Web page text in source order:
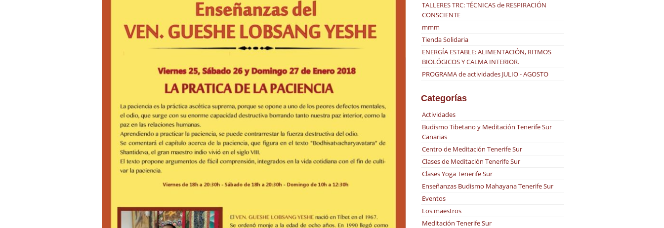
TALLERES TRC: TÉCNICAS de RESPIRACIÓN
CONSCIENTE
mmm
Tienda Solidaria
ENERGÍA ESTABLE: ALIMENTACIÓN, RITMOS
BIOLÓGICOS Y CALMA INTERIOR.
PROGRAMA de actividades JULIO - AGOSTO
Categorías
Actividades
Budismo Tibetano y Meditación Tenerife Sur
Canarias
Centro de Meditación Tenerife Sur
Clases de Meditación Tenerife Sur
Clases Yoga Tenerife Sur
Enseñanzas Budismo Mahayana Tenerife Sur
Eventos
Los maestros
Meditación Tenerife Sur